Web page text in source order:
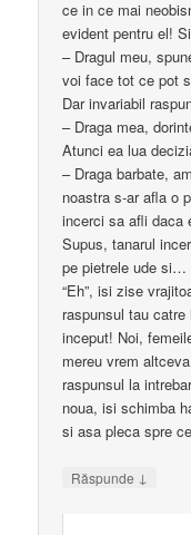
ce in ce mai
evident pentru el!
– Dragul meu,
voi face tot ce pot
Dar invariabil
– Draga mea,
Atunci ea lua
– Draga barbate,
noastra s-ar afla o
incerci sa afli
Supus, tanarul
pe pietrele ude si…
“Eh”, isi zise
raspunsul tau
inceput! Noi,
mereu vrem
raspunsul la
noua, isi schimba
si asa pleca spre
Răspunde ↓